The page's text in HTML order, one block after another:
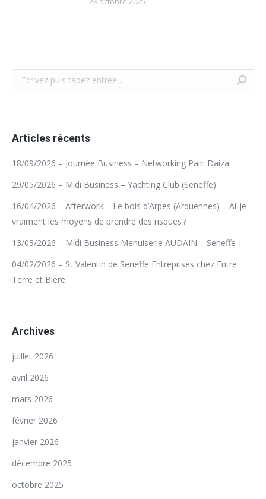
Recherche
Articles récents
18/09/2026 – Journée Business – Networking Pairi Daiza
29/05/2026 – Midi Business – Yachting Club (Seneffe)
16/04/2026 – Afterwork – Le bois d’Arpes (Arquennes) – Ai‑je
vraiment les moyens de prendre des risques ?
13/03/2026 – Midi Business Menuiserie AUDAIN – Seneffe
04/02/2026 – St Valentin de Seneffe Entreprises chez Entre
Terre et Biere
Archives
juillet 2026
avril 2026
mars 2026
février 2026
janvier 2026
décembre 2025
octobre 2025